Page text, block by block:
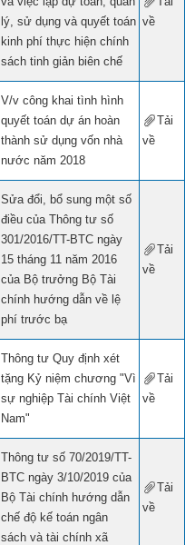
lý, sử dụng và quyết toán
kinh phí thực hiện chính
sách tinh giản biên chế
về
V/v công khai tình hình
quyết toán dự án hoàn
thành sử dụng vốn nhà
nước năm 2018
Tải
về
Sửa đổi, bổ sung một số
điều của Thông tư số
301/2016/TT-BTC ngày
15 tháng 11 năm 2016
của Bộ trưởng Bộ Tài
chính hướng dẫn về lệ
phí trước bạ
Tải
về
Thông tư Quy định xét
tặng Kỷ niệm chương "Vì
sự nghiệp Tài chính Việt
Nam"
Tải
về
Thông tư số 70/2019/TT-
BTC ngày 3/10/2019 của
Bộ Tài chính hướng dẫn
chế độ kế toán ngân
sách và tài chính xã
Tải
về